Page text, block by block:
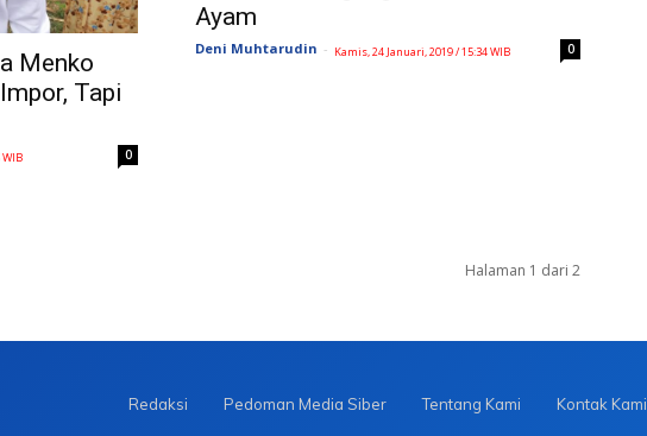
Menko
Tapi
WIB 0
Ayam
Deni Muhtarudin - Kamis, 24 Januari, 2019 / 15:34 WIB 0
Halaman 1 dari 2
Redaksi Pedoman Media Siber Tentang Kami Kontak Kami